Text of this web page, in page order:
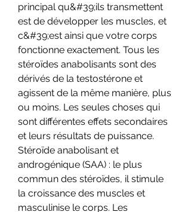
principal qu&#39;ils transmettent
est de développer les muscles, et
c&#39;est ainsi que votre corps
fonctionne exactement. Tous les
stéroïdes anabolisants sont des
dérivés de la testostérone et
agissent de la même manière, plus
ou moins. Les seules choses qui
sont différentes effets secondaires
et leurs résultats de puissance.
Stéroïde anabolisant et
androgénique (SAA) : le plus
commun des stéroïdes, il stimule
la croissance des muscles et
masculinise le corps. Les